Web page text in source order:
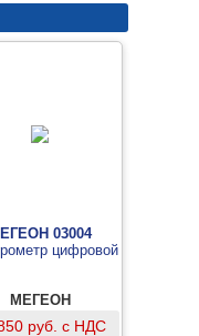
03004
цифровой
МЕГЕОН
руб. с НДС